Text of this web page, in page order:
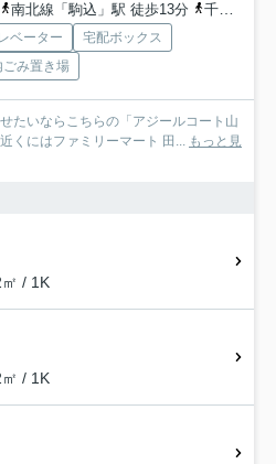
南北線「駒込」駅 徒歩13分 千代田線「西日暮里」駅 徒歩15分
ベーター
宅配ボックス
ごみ置き場
たいならこちらの「アジールコート山
くにはファミリーマート 田... もっと見
/ 1K
/ 1K